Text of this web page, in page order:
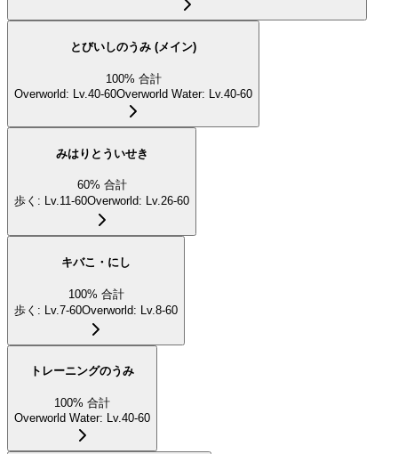
とびいしのうみ (メイン)
100% 合計
Overworld: Lv.40-60Overworld Water: Lv.40-60
みはりとういせき
60% 合計
歩く : Lv.11-60Overworld: Lv.26-60
キバこ・にし
100% 合計
歩く : Lv.7-60Overworld: Lv.8-60
トレーニングのうみ
100% 合計
Overworld Water: Lv.40-60